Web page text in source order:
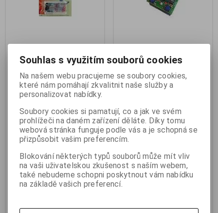
Velleman MK170 animovaná
Výrobce:Velleman
Katalogové číslo:g766-410
Záruka (měsíců):24
Skladem:3 ks
Hmotnost:0,12 kg
EAN:5410329342555
Velleman MK170 animovaná
- Animovaná hvězda s LED 60
LED 24 různých programů.
Ovládání jedním tlačítkem
Napájení: 9..12Vdc. Odběr
proudu: 20mA. *obal má
Velleman MK112 hra na
Výrobce:Velleman
Katalogové číslo:g760-454
Skladem:1 ks
Hmotnost: 0,1 kg
EAN:5410329001124
Velleman MK112 Hra na cvičení
paměti 4 LED, 4 knoflíky,
obtížnost nastavitelná ve čtyrech
úrovních. Diody jsou
rozsvěcované generátorem
náhodného výběru a úkolem
AA bat. (není v príslušenství)
Souhlas s využitím souborů cookies
Na našem webu pracujeme se soubory cookies,
které nám pomáhají zkvalitnit naše služby a
personalizovat nabídky.
Soubory cookies si pamatují, co a jak ve svém
prohlížeči na daném zařízení děláte. Díky tomu
webová stránka funguje podle vás a je schopná se
přizpůsobit vašim preferencím.
Blokování některých typů souborů může mít vliv
na vaši uživatelskou zkušenost s naším webem,
také nebudeme schopni poskytnout vám nabídku
na základě vašich preferencí.